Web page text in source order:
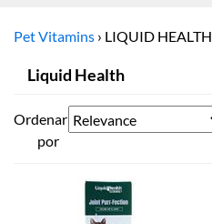
Pet Vitamins › LIQUID HEALTH
Liquid Health
Ordenar
por